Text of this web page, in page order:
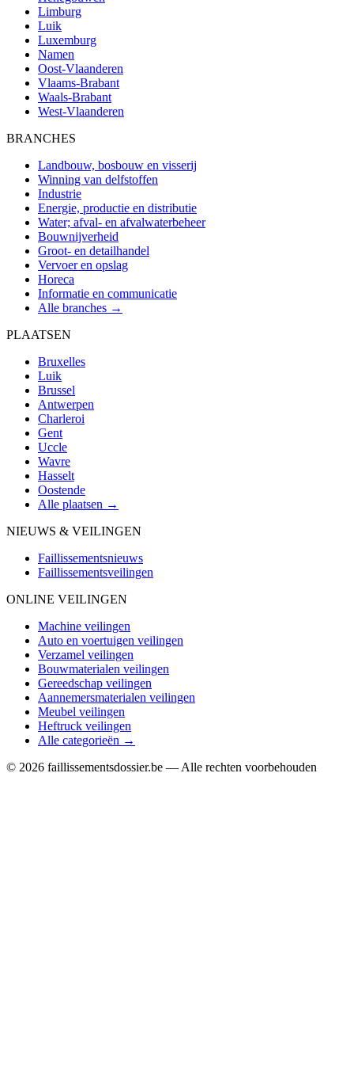
Limburg
Luik
Luxemburg
Namen
Oost-Vlaanderen
Vlaams-Brabant
Waals-Brabant
West-Vlaanderen
BRANCHES
Landbouw, bosbouw en visserij
Winning van delfstoffen
Industrie
Energie, productie en distributie
Water; afval- en afvalwaterbeheer
Bouwnijverheid
Groot- en detailhandel
Vervoer en opslag
Horeca
Informatie en communicatie
Alle branches →
PLAATSEN
Bruxelles
Luik
Brussel
Antwerpen
Charleroi
Gent
Uccle
Wavre
Hasselt
Oostende
Alle plaatsen →
NIEUWS & VEILINGEN
Faillissementsnieuws
Faillissementsveilingen
ONLINE VEILINGEN
Machine veilingen
Auto en voertuigen veilingen
Verzamel veilingen
Bouwmaterialen veilingen
Gereedschap veilingen
Aannemersmaterialen veilingen
Meubel veilingen
Heftruck veilingen
Alle categorieën →
© 2026 faillissementsdossier.be — Alle rechten voorbehouden